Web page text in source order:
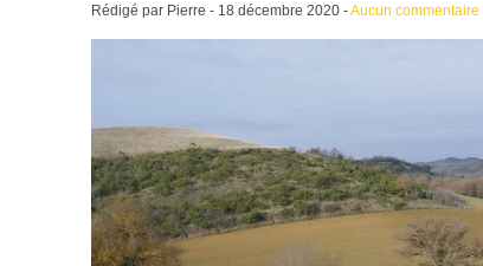
Rédigé par Pierre - 18 décembre 2020-Aucun commentaire